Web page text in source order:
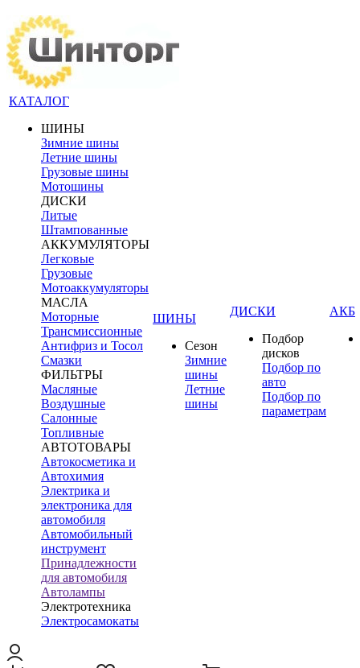
КАТАЛОГ
ШИНЫ
Зимние шины
Летние шины
Грузовые шины
Мотошины
ДИСКИ
Литые
Штампованные
АККУМУЛЯТОРЫ
Легковые
Грузовые
Мотоаккумуляторы
МАСЛА
Моторные
Трансмиссионные
Антифриз и Тосол
Смазки
ФИЛЬТРЫ
Масляные
Воздушные
Салонные
Топливные
АВТОТОВАРЫ
Автокосметика и
Автохимия
Электрика и
электроника для
автомобиля
Автомобильный
инструмент
Принадлежности
для автомобиля
Автолампы
Электротехника
Электросамокаты
ШИНЫ
Сезон
Зимние
шины
Летние
шины
ДИСКИ
Подбор
дисков
Подбор по
авто
Подбор по
параметрам
АКБ